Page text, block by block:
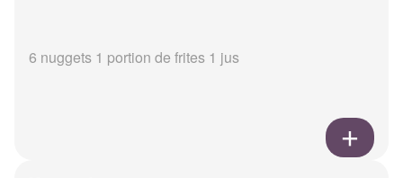
6 nuggets 1 portion de frites 1 jus